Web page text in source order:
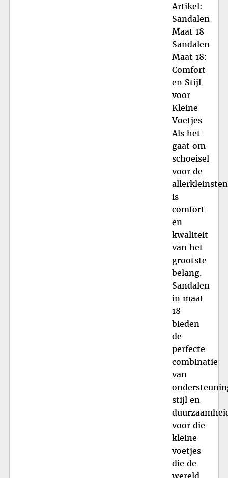
Artikel:
Sandalen
Maat 18
Sandalen
Maat 18:
Comfort
en Stijl
voor
Kleine
Voetjes
Als het
gaat om
schoeisel
voor de
is
comfort
en
kwaliteit
van het
grootste
belang.
Sandalen
in maat
18
bieden
de
perfecte
combinatie
van
stijl en
voor die
kleine
voetjes
die de
wereld